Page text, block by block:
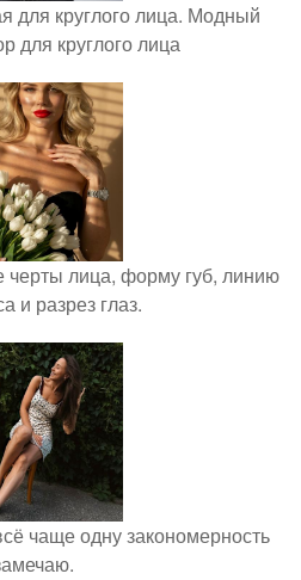
для круглого лица. Модный
для круглого лица
лица, форму губ, линию
и разрез глаз.
чаще одну закономерность